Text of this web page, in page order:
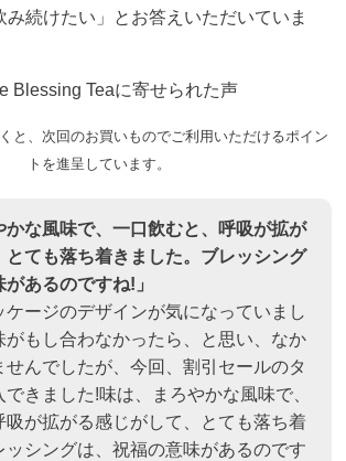
み続けたい」とお答えいただいていま
と、次回のお買いものでご利用いただけるポイン
トを進呈しています。
かな風味で、一口飲むと、呼吸が拡が
とても落ち着きました。ブレッシング
あるのですね!」
ケージのデザインが気になっていまし
がもし合わなかったら、と思い、なか
せんでしたが、今回、割引セールのタ
きました!味は、まろやかな風味で、
吸が拡がる感じがして、とても落ち着
ッシングは、祝福の意味があるのです